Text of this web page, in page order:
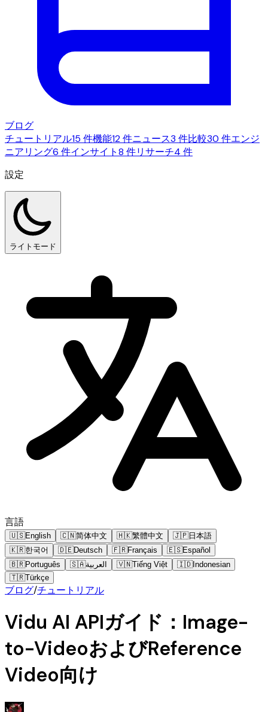
ブログ
チュートリアル15 件機能12 件ニュース3 件比較30 件エンジ
ニアリング6 件インサイト8 件リサーチ4 件
設定
ライトモード
言語
🇺🇸English 🇨🇳简体中文 🇭🇰繁體中文 🇯🇵日本語
🇰🇷한국어 🇩🇪Deutsch 🇫🇷Français 🇪🇸Español
🇧🇷Português 🇸🇦العربية 🇻🇳Tiếng Việt 🇮🇩Indonesian
🇹🇷Türkçe
ブログ/チュートリアル
Vidu AI APIガイド：Image-
to-VideoおよびReference
Video向け